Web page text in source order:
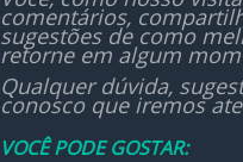
comentários,
sugestões de como
retorne em algum
Qualquer dúvida,
conosco que iremos
VOCÊ PODE GOSTAR: